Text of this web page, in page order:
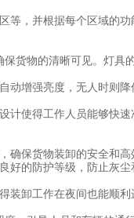
等，并根据每个区域的
货物的清晰可见。灯具
动增强亮度，无人时则
计使得工作人员能够快速
确保货物装卸的安全和高
好的防护等级，防止灰
装卸工作在夜间也能顺利